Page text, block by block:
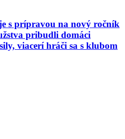
s prípravou na nový ročník
pribudli domáci
viacerí hráči sa s klubom